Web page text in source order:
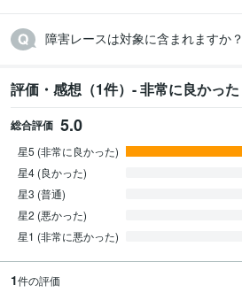
障害レースは対象に含まれますか？
評価・感想（1件）- 非常に良かった
総合評価 5.0
星5 (非常に良かった)
星4 (良かった)
星3 (普通)
星2 (悪かった)
星1 (非常に悪かった)
1件の評価